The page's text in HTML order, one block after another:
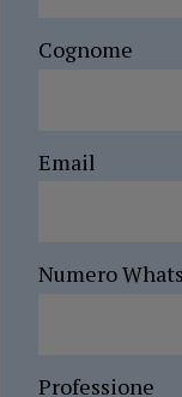
Cognome
Email
Numero
Professione